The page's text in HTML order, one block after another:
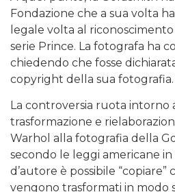
Fondazione che a sua volta
legale volta al
serie Prince. La fotografa ha
chiedendo che fosse
copyright della sua fotografia.
La controversia ruota intorno
trasformazione e
Warhol alla fotografia della
secondo le leggi americane
d’autore è possibile
vengono trasformati in modo